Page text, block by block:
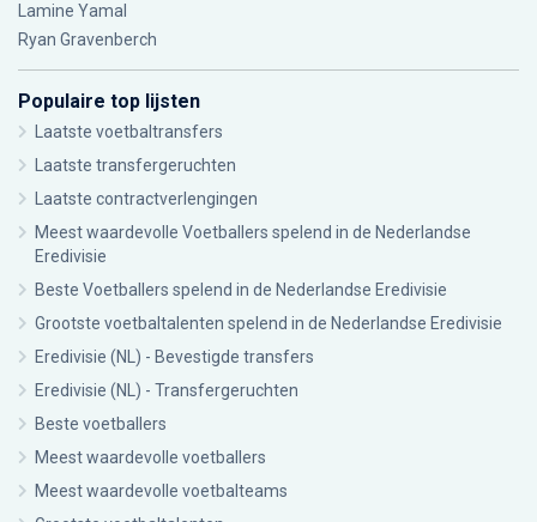
Lamine Yamal
Ryan Gravenberch
Populaire top lijsten
Laatste voetbaltransfers
Laatste transfergeruchten
Laatste contractverlengingen
Meest waardevolle Voetballers spelend in de Nederlandse
Eredivisie
Beste Voetballers spelend in de Nederlandse Eredivisie
Grootste voetbaltalenten spelend in de Nederlandse Eredivisie
Eredivisie (NL) - Bevestigde transfers
Eredivisie (NL) - Transfergeruchten
Beste voetballers
Meest waardevolle voetballers
Meest waardevolle voetbalteams